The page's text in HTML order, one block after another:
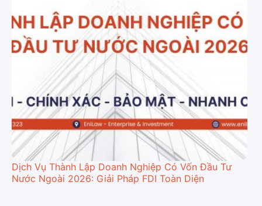
Dịch Vụ Thành Lập Doanh Nghiệp Có Vốn Đầu Tư
Nước Ngoài 2026: Giải Pháp FDI Toàn Diện